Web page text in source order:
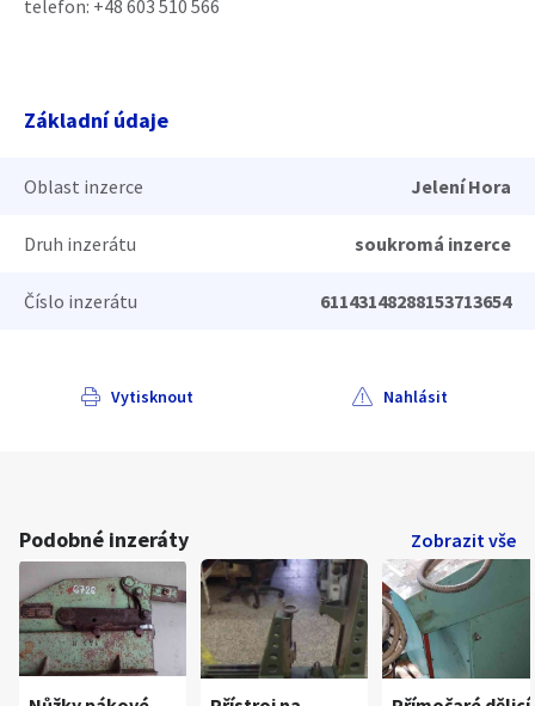
telefon: +48 603 510 566
Základní údaje
Oblast inzerce Jelení Hora
Druh inzerátu soukromá inzerce
Číslo inzerátu 61143148288153713654
Vytisknout Nahlásit
Podobné inzeráty Zobrazit vše